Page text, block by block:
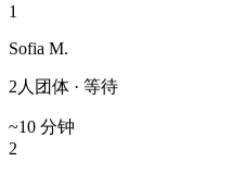
1
Sofia M.
2人团体 · 等待
~10 分钟
2